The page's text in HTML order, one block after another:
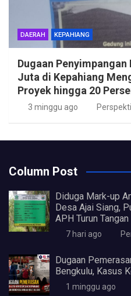
DAERAH KEPAHIANG
Dugaan Penyimpangan
Juta di Kepahiang
Proyek hingga 20
3 minggu ago
Column Post
Diduga Mark-up
Desa Ajai Siang,
APH Turun Tangan
7 hari ago
Dugaan
Bengkulu, Kasus
1 minggu ago